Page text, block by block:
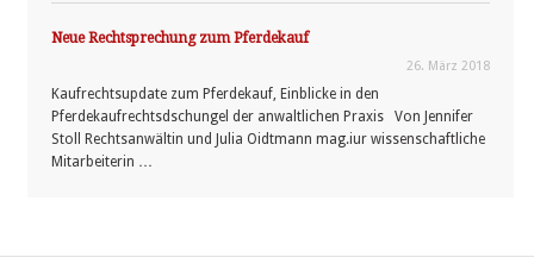
Neue Rechtsprechung zum Pferdekauf
26. März 2018
Kaufrechtsupdate zum Pferdekauf, Einblicke in den
Pferdekaufrechtsdschungel der anwaltlichen Praxis Von Jennifer
Stoll Rechtsanwältin und Julia Oidtmann mag.iur wissenschaftliche
Mitarbeiterin …